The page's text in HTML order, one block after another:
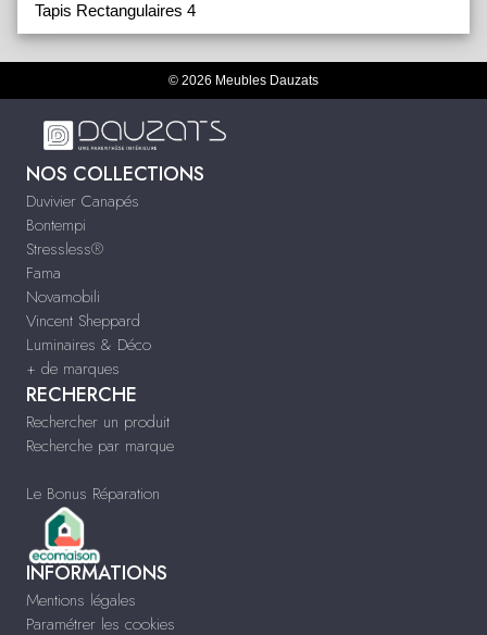
Tapis Rectangulaires 4
© 2026 Meubles Dauzats
NOS COLLECTIONS
Duvivier Canapés
Bontempi
Stressless®
Fama
Novamobili
Vincent Sheppard
Luminaires & Déco
+ de marques
RECHERCHE
Rechercher un produit
Recherche par marque
Le Bonus Réparation
INFORMATIONS
Mentions légales
Paramétrer les cookies